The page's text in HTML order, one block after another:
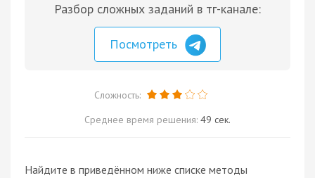
Разбор сложных заданий в тг-канале:
Посмотреть
Сложность:
Среднее время решения: 49 сек.
Найдите в приведённом ниже списке методы